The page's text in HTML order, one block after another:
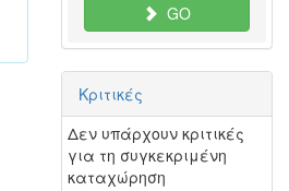
GO
Κριτικές
Δεν υπάρχουν κριτικές
για τη συγκεκριμένη
καταχώρηση